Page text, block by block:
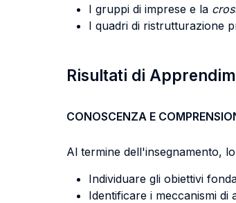
I gruppi di imprese e la
I quadri di ristrutturazione
Risultati di
CONOSCENZA E
Al termine dell'insegnamento,
Individuare gli obiettivi
Identificare i meccanismi di